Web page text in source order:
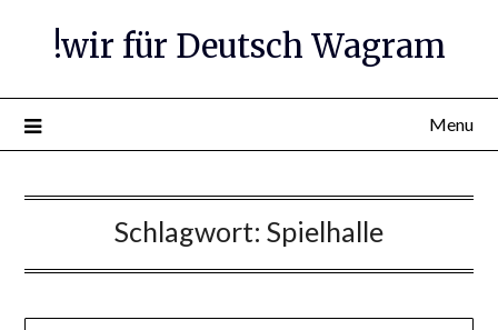
!wir für Deutsch Wagram
Menu
Schlagwort: Spielhalle